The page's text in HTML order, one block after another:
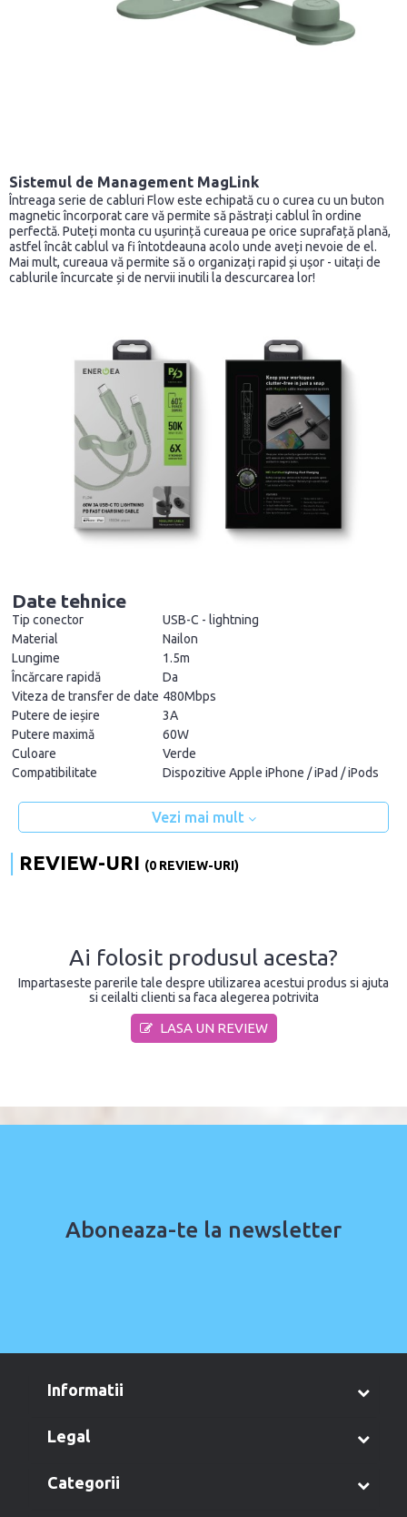
Sistemul de Management MagLink
Întreaga serie de cabluri Flow este echipată cu o curea cu un buton
magnetic încorporat care vă permite să păstrați cablul în ordine
perfectă. Puteți monta cu ușurință cureaua pe orice suprafață plană,
astfel încât cablul va fi întotdeauna acolo unde aveți nevoie de el.
Mai mult, cureaua vă permite să o organizați rapid și ușor - uitați de
cablurile încurcate și de nervii inutili la descurcarea lor!
Date tehnice
Tip conector
USB-C - lightning
Material
Nailon
Lungime
1.5m
Încărcare rapidă
Da
Viteza de transfer de date 480Mbps
Putere de ieșire
3A
Putere maximă
60W
Culoare
Verde
Compatibilitate
Dispozitive Apple iPhone / iPad / iPods
Vezi mai mult
REVIEW-URI (0 REVIEW-URI)
Ai folosit produsul acesta?
Impartaseste parerile tale despre utilizarea acestui produs si ajuta
si ceilalti clienti sa faca alegerea potrivita
LASA UN REVIEW
Aboneaza-te la newsletter
informatii
legal
categorii